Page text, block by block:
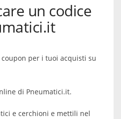
un codice
per i tuoi acquisti su
di Pneumatici.it.
e cerchioni e mettili nel